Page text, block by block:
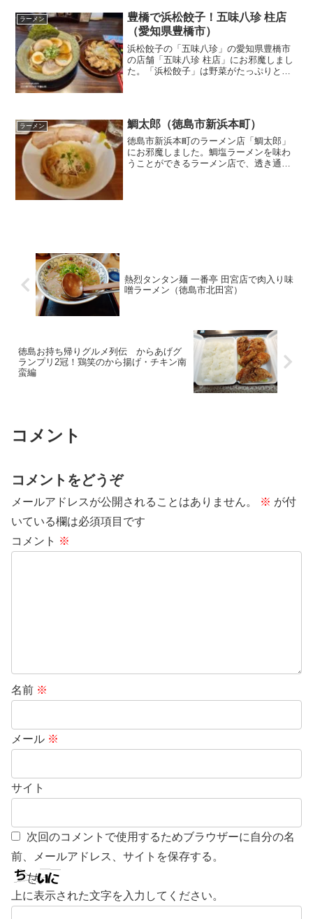
ミヤンラーメン」「チャーハン」「本格
焼餃子」を頂きました！
ラーメン
豊橋で浜松餃子！五味八珍 柱店
（愛知県豊橋市）
浜松餃子の「五味八珍」の愛知県豊橋市
の店舗「五味八珍 柱店」にお邪魔しまし
た。「浜松餃子」は野菜がたっぷりと入
ラーメン 鯛太郎（徳島市新浜本町）
徳島市新浜本町のラーメン店「鯛太郎」
にお邪魔しました。鯛塩ラーメンを味わ
うことができるラーメン店で、透き通っ
熱烈タンタン麺 一番亭 田宮店で肉入り味
噌ラーメン（徳島市北田宮）
徳島お持ち帰りグルメ列伝 からあげグ
ランプリ2冠！鶏笑のから揚げ・チキン南
蛮編
コメント
コメントをどうぞ
メールアドレスが公開されることはありません。 ※ が付
いている欄は必須項目です
コメント ※
名前 ※
メール ※
サイト
次回のコメントで使用するためブラウザーに自分の名
前、メールアドレス、サイトを保存する。
上に表示された文字を入力してください。